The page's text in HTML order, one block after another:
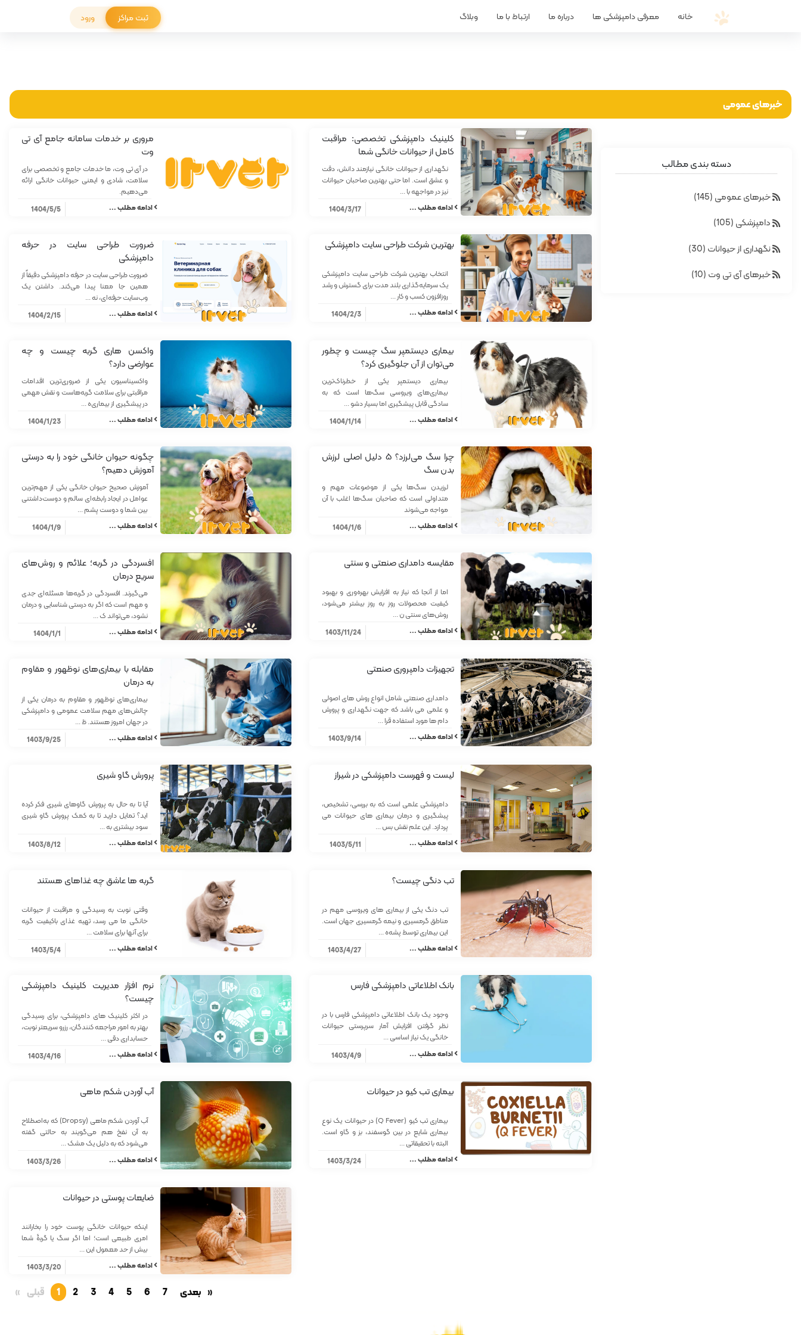
ورود ثبت مراکز خانه معرفی دامپزشکی ها درباره ما ارتباط با ما وبلاگ
خبرهای عمومی
مروری بر خدمات سامانه جامع آی تی
وت
در آی ‌تی‌ وت، ما خدمات جامع و تخصصی برای
سلامت، شادی و ایمنی حیوانات خانگی ارائه
می‌دهیم.
ادامه مطلب ...
1404/5/5
کلینیک دامپزشکی تخصصی: مراقبت
کامل از حیوانات خانگی شما
نگهداری از حیوانات خانگی نیازمند دانش، دقت
و عشق است. اما حتی بهترین صاحبان حیوانات
نیز در مواجهه با ...
ادامه مطلب ...
1404/3/17
ضرورت طراحی سایت در حرفه
دامپزشکی
ضرورت طراحی سایت در حرفه دامپزشکی دقیقاً از
همین‌ جا معنا پیدا می‌کند. داشتن یک
وب‌سایت حرفه‌ای، نه ...
ادامه مطلب ...
1404/2/15
بهترین شرکت طراحی سایت دامپزشکی
انتخاب بهترین شرکت طراحی سایت دامپزشکی
یک سرمایه‌گذاری بلند مدت برای گسترش و رشد
روزافزون کسب و کار ...
ادامه مطلب ...
1404/2/3
واکسن هاری گربه چیست و چه
عوارضی دارد؟
واکسیناسیون یکی از ضروری‌ترین اقدامات
مراقبتی برای سلامت گربه‌هاست و نقش مهمی
در پیشگیری از بیماری‌ه ...
ادامه مطلب ...
1404/1/23
بیماری دیستمپر سگ چیست و چطور
می‌توان از آن جلوگیری کرد؟
بیماری دیستمپر یکی از خطرناک‌ترین
بیماری‌های ویروسی سگ‌ها است که به
سادگی قابل پیشگیری اما بسیار دشو ...
ادامه مطلب ...
1404/1/14
چگونه حیوان خانگی خود را به درستی
آموزش دهیم؟
آموزش صحیح حیوان خانگی یکی از مهم‌ترین
عوامل در ایجاد رابطه‌ای سالم و دوست‌داشتنی
بین شما و دوست پشم ...
ادامه مطلب ...
1404/1/9
چرا سگ می‌لرزد؟ ۵ دلیل اصلی لرزش
بدن سگ
لرزیدن سگ‌ها یکی از موضوعات مهم و
متداولی است که صاحبان سگ‌ها اغلب با آن
مواجه می‌شوند
ادامه مطلب ...
1404/1/6
افسردگی در گربه؛ علائم و روش‌های
سریع درمان
می‌گیرند. افسردگی در گربه‌ها مسئله‌ای جدی
و مهم است که اگر به درستی شناسایی و درمان
نشود، می‌تواند ک ...
ادامه مطلب ...
1404/1/1
مقایسه دامداری صنعتی و سنتی
اما از آنجا که نیاز به افزایش بهره‌وری و بهبود
کیفیت محصولات روز به روز بیشتر می‌شود،
روش‌های سنتی ن ...
ادامه مطلب ...
1403/11/24
مقابله با بیماری‌های نوظهور و مقاوم
به درمان
بیماری‌های نوظهور و مقاوم به درمان یکی از
چالش‌های مهم سلامت عمومی و دامپزشکی
در جهان امروز هستند. ظ ...
ادامه مطلب ...
1403/9/25
تجهیزات دامپروری صنعتی
دامداری صنعتی شامل انواع روش های اصولی
و علمی می باشد که جهت نگهداری و پرورش
دام ها مورد استفاده قرا ...
ادامه مطلب ...
1403/9/14
پرورش گاو شیری
آیا تا به حال به پرورش گاوهای شیری فکر کرده
اید؟ تمایل دارید تا به کمک پرورش گاو شیری
سود بیشتری به ...
ادامه مطلب ...
1403/8/12
لیست و فهرست دامپزشکی در شیراز
دامپزشکی علمی است که به بررسی، تشخیص،
پیشگیری و درمان بیماری ‌های حیوانات می‌
پردازد. این علم نقش بس ...
ادامه مطلب ...
1403/5/11
گربه ها عاشق چه غذاهای هستند
وقتی نوبت به رسیدگی و مراقبت از حیوانات
خانگی ما می رسد، تهیه غذای باکیفیت گربه
برای آنها برای سلامت ...
ادامه مطلب ...
1403/5/4
تب دنگی چیست؟
تب دنگ یکی از بیماری ‌های ویروسی مهم در
مناطق گرمسیری و نیمه گرمسیری جهان است.
این بیماری توسط پشه‌ه ...
ادامه مطلب ...
1403/4/27
نرم افزار مدیریت کلینیک دامپزشکی
چیست؟
در اکثر کلینیک های دامپزشکی، برای رسیدگی
بهتر به امور مراجعه کنندگان، رزرو سریعتر نوبت،
حسابداری دقی ...
ادامه مطلب ...
1403/4/16
بانک اطلاعاتی دامپزشکی فارس
وجود یک بانک اطلاعاتی دامپزشکی فارس با در
نظر گرفتن افزایش آمار سرپرستی حیوانات
خانگی یک نیاز اساسی ...
ادامه مطلب ...
1403/4/9
آب آوردن شکم ماهی
آب آوردن شکم ماهی (Dropsy) که به‌اصطلاح
به آن نفخ هم می‌گویند به حالتی گفته
می‌شود که به دلیل یک مشک ...
ادامه مطلب ...
1403/3/26
بیماری تب کیو در حیوانات
بیماری تب کیو (Q Fever) در حیوانات یک نوع
بیماری شایع در بین گوسفند، بز و گاو است.
البته با تحقیقاتی ...
ادامه مطلب ...
1403/3/24
ضایعات پوستی در حیوانات
اینکه حیوانات خانگی پوست خود را بخارانند
امری طبیعی است؛ اما اگر سگ یا گربۀ شما
بیش از حد معمول این ...
ادامه مطلب ...
1403/3/20
قبلی page
You're
on
1 page
2 page
3 page
4 page
5 page
6 page
7 page
دسته بندی مطالب
خبرهای عمومی (145)
دامپزشکی (105)
نگهداری از حیوانات (30)
خبرهای آی تی وت (10)